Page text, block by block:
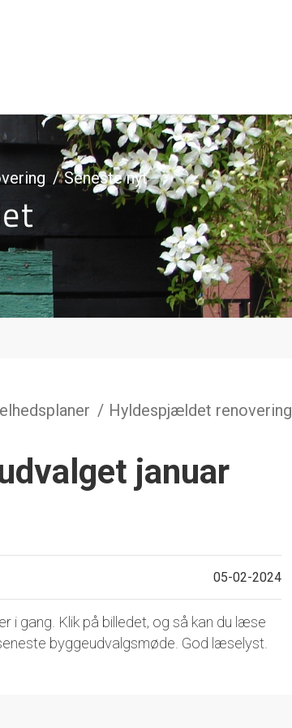
Seneste nyt
Hyldespjældet renovering
januar
05-02-2024
i gang. Klik på billedet, og så kan du læse
byggeudvalgsmøde. God læselyst.